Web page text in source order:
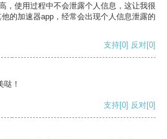
，使用过程中不会泄露个人信息，这让我很
的加速器app，经常会出现个人信息泄露的
支持[0] 反对[0]
哒！
支持[0] 反对[0]